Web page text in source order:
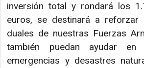
inversión total y rondará los
euros, se destinará a reforzar
duales de nuestras Fuerzas
también puedan ayudar
emergencias y desastres